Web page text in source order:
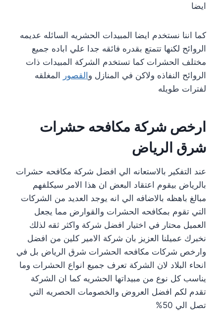
ايضا
كما اننا نستخدم ايضا المبيدات الحشريه السائله عديمه
الروائح لكنها تتمتع بقدره فائقه جدا علي اباده جميع
مختلف الحشرات كما تستخدم الشركة المبيدات ذات
الروائح النفاذه ولاكن في المنازل والقصور المغلقه
لفترات طويله
ارخص شركة مكافحه حشرات
شرق الرياض
عند التفكير بالاستعانه الي افضل شركة مكافحه حشرات
بالرياض بيقوم اعتقاد البعض ان هذا الامر سيكلفهم
مبالغ باهظه بالاضافه الي انه يوجد العديد من الشركات
التي تقوم بمكافحه الحشرات والقوارض مما يجعل
العميل محتار في اختيار افضل شركة واكثر ثقه لذلك
نخبرك عميلنا العزيز بان شركة الامير كلين من افضل
وارخص شركات مكافحه الحشرات شرق الرياض بل في
انحاء البلاد لان الشركة تعرف جميع انواع الحشرات وما
يناسب كل نوع من مبيداتها الحشريه كما ان الشركة
تقدم لكم افضل العروض والخصومات الحصريه التي
تصل الي 50%